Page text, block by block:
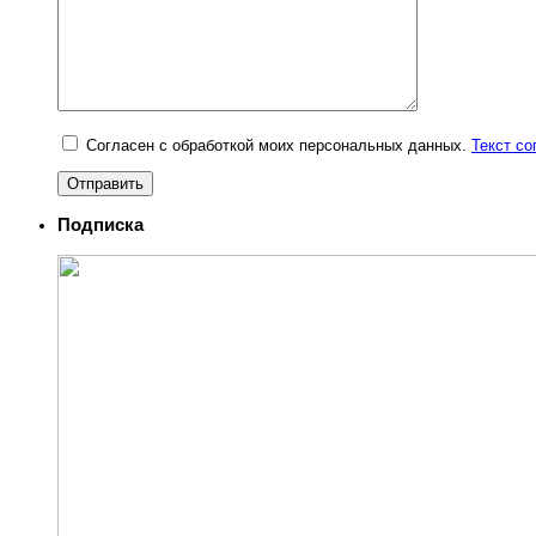
Согласен с обработкой моих персональных данных. Текст
Подписка